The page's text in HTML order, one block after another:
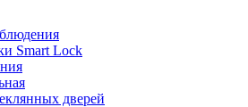
Smart Lock
дверей